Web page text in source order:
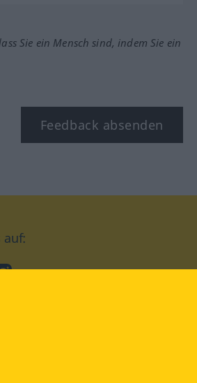
Sie ein Mensch sind, indem Sie ein
Feedback absenden
auf:
Instagram